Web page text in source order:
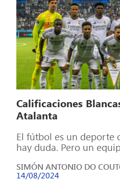
Calificaciones
Atalanta
El fútbol es un deporte
hay duda. Pero un
SIMÓN ANTONIO DO
14/08/2024